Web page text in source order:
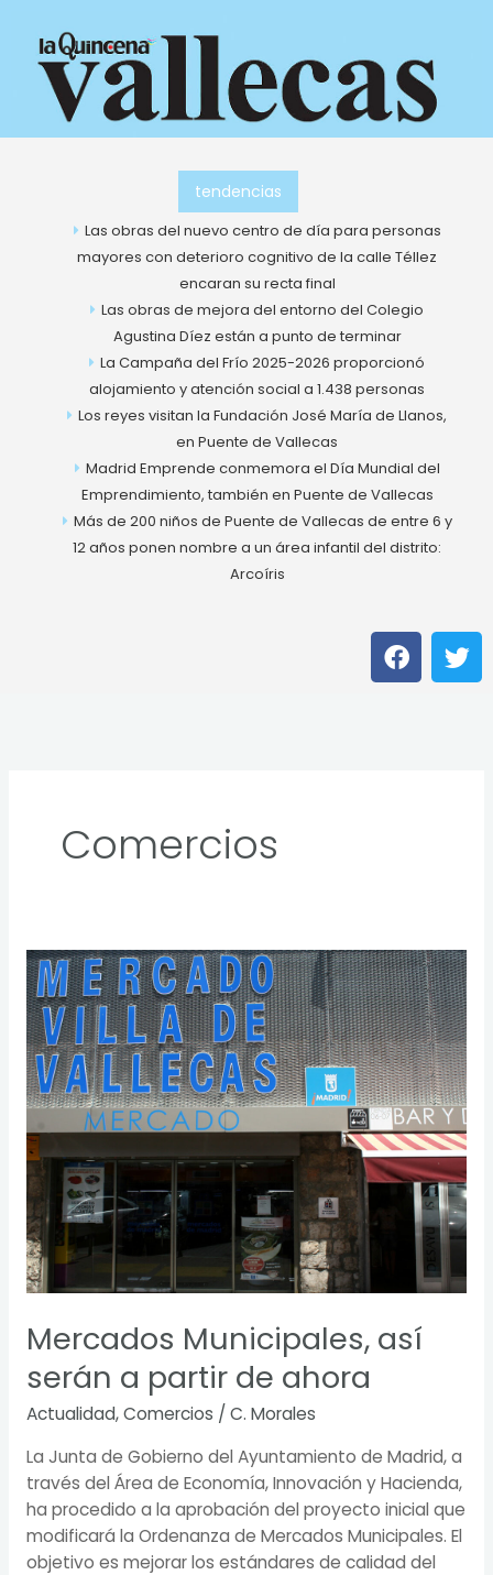
contenido
tendencias
Las obras del nuevo centro de día para personas
mayores con deterioro cognitivo de la calle Téllez
encaran su recta final
Las obras de mejora del entorno del Colegio
Agustina Díez están a punto de terminar
La Campaña del Frío 2025-2026 proporcionó
alojamiento y atención social a 1.438 personas
Los reyes visitan la Fundación José María de Llanos,
en Puente de Vallecas
Madrid Emprende conmemora el Día Mundial del
Emprendimiento, también en Puente de Vallecas
Más de 200 niños de Puente de Vallecas de entre 6 y
12 años ponen nombre a un área infantil del distrito:
Arcoíris
F
a
c
T
w
i
Comercios
Mercados Municipales, así
serán a partir de ahora
Actualidad,Comercios / C. Morales
La Junta de Gobierno del Ayuntamiento de Madrid, a
través del Área de Economía, Innovación y Hacienda,
ha procedido a la aprobación del proyecto inicial que
modificará la Ordenanza de Mercados Municipales. El
objetivo es mejorar los estándares de calidad del
Mercados
Municipales,
así
serán
a
partir
ahora